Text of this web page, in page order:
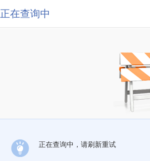
正在查询中
正在查询中，请刷新重试